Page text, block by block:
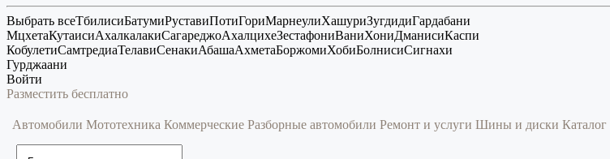
Выбрать всеТбилисиБатумиРуставиПотиГориМарнеулиХашуриЗугдидиГардабани
МцхетаКутаисиАхалкалакиСагареджоАхалцихеЗестафониВаниХониДманисиКаспи
КобулетиСамтредиаТелавиСенакиАбашаАхметаБоржомиХобиБолнисиСигнахи
Гурджаани
Войти
Разместить бесплатно
Автомобили Мототехника Коммерческие Разборные автомобили Ремонт и услуги Шины и диски Каталог